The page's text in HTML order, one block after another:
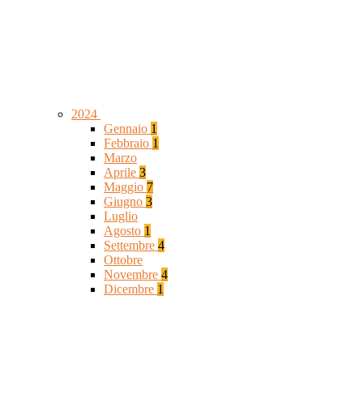
2024
Gennaio 1
Febbraio 1
Marzo
Aprile 3
Maggio 7
Giugno 3
Luglio
Agosto 1
Settembre 4
Ottobre
Novembre 4
Dicembre 1